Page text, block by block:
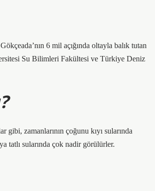
6 mil açığında oltayla balık tutan
Su Bilimleri Fakültesi ve Türkiye Deniz
zamanlarının çoğunu kıyı sularında
tatlı sularında çok nadir görülürler.